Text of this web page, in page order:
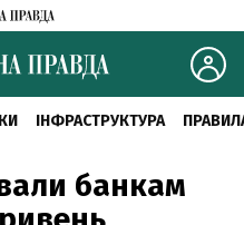
ІНФРАСТРУКТУРА
банкам